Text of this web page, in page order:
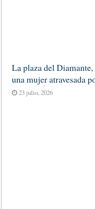
La plaza del
una mujer atravesada
23 julio, 2026